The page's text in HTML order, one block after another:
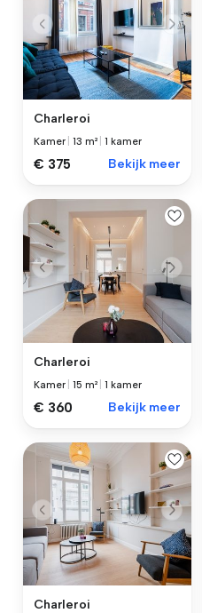
Charleroi
Kamer |13 m² |1 kamer
€ 375 Bekijk meer
Charleroi
Kamer |15 m² |1 kamer
€ 360 Bekijk meer
Charleroi